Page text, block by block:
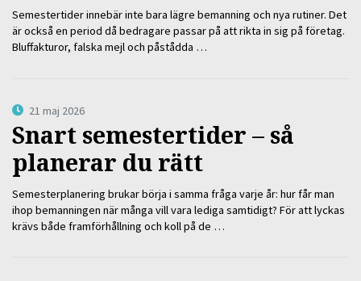
Semestertider innebär inte bara lägre bemanning och nya rutiner. Det
är också en period då bedragare passar på att rikta in sig på företag.
Bluffakturor, falska mejl och påstådda …
21 maj 2026
Snart semestertider – så
planerar du rätt
Semesterplanering brukar börja i samma fråga varje år: hur får man
ihop bemanningen när många vill vara lediga samtidigt? För att lyckas
krävs både framförhållning och koll på de …